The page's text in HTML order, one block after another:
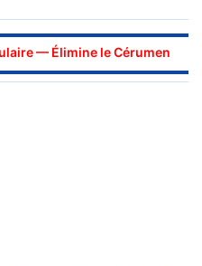
— Élimine le Cérumen